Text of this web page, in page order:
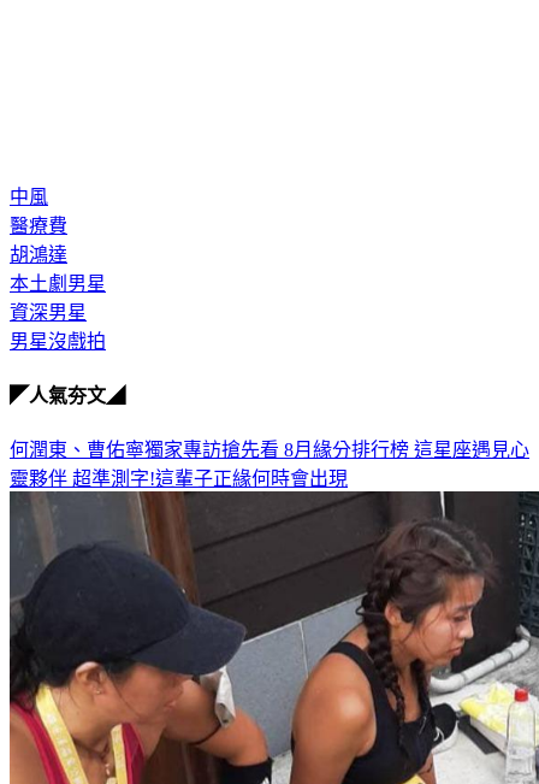
中風
醫療費
胡鴻達
本土劇男星
資深男星
男星沒戲拍
◤人氣夯文◢
何潤東、曹佑寧獨家專訪搶先看 8月緣分排行榜 這星座遇見心
靈夥伴 超準測字!這輩子正緣何時會出現